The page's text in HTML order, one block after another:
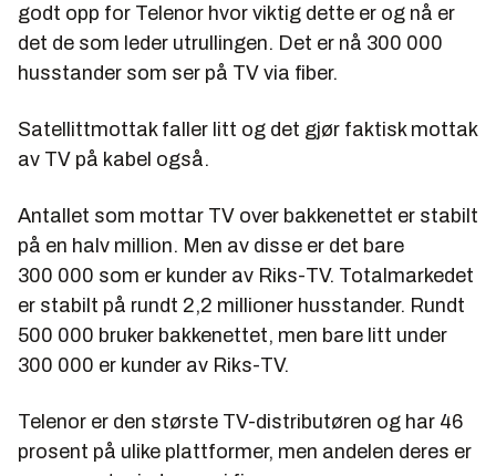
godt opp for Telenor hvor viktig dette er og nå er
det de som leder utrullingen. Det er nå 300 000
husstander som ser på TV via fiber.
Satellittmottak faller litt og det gjør faktisk mottak
av TV på kabel også.
Antallet som mottar TV over bakkenettet er stabilt
på en halv million. Men av disse er det bare
300 000 som er kunder av Riks-TV. Totalmarkedet
er stabilt på rundt 2,2 millioner husstander. Rundt
500 000 bruker bakkenettet, men bare litt under
300 000 er kunder av Riks-TV.
Telenor er den største TV-distributøren og har 46
prosent på ulike plattformer, men andelen deres er